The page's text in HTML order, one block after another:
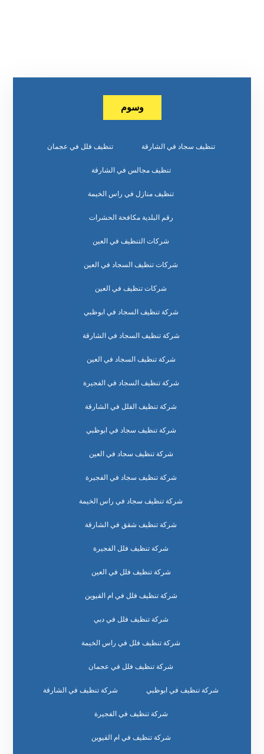
وسوم
تنظيف سجاد في الشارقة تنظيف فلل في عجمان
تنظيف مجالس في الشارقة
تنظيف منازل في راس الخيمة
رقم البلدية مكافحة الحشرات
شركات التنظيف في العين
شركات تنظيف السجاد في العين
شركات تنظيف في العين
شركة تنظيف السجاد في ابوظبي
شركة تنظيف السجاد في الشارقة
شركة تنظيف السجاد في العين
شركة تنظيف السجاد في الفجيرة
شركة تنظيف الفلل في الشارقة
شركة تنظيف سجاد في ابوظبي
شركة تنظيف سجاد في العين
شركة تنظيف سجاد في الفجيرة
شركة تنظيف سجاد في راس الخيمة
شركة تنظيف شقق في الشارقة
شركة تنظيف فلل الفجيرة
شركة تنظيف فلل في العين
شركة تنظيف فلل في ام القيوين
شركة تنظيف فلل في دبي
شركة تنظيف فلل في راس الخيمة
شركة تنظيف فلل في عجمان
شركة تنظيف في ابوظبي شركة تنظيف في الشارقة
شركة تنظيف في الفجيرة
شركة تنظيف في ام القيوين